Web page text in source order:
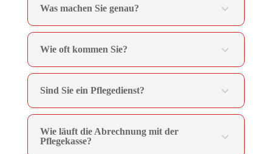
Was machen Sie genau?
Wie oft kommen Sie?
Sind Sie ein Pflegedienst?
Wie läuft die Abrechnung mit der
Pflegekasse?